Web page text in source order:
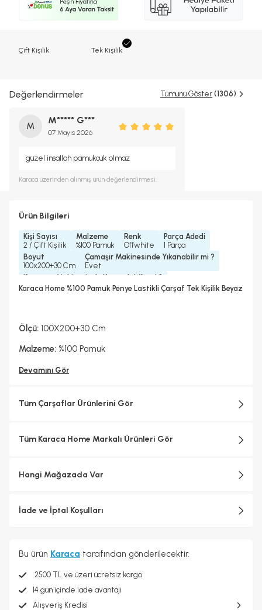
Çift Kişilik Tek Kişilik
Değerlendirmeler Tümünü Göster (1306)
M
M***** G***
07 Mayıs 2026
güzel insallah pamukcuk olmaz
Karaca üzerinden alınmış ürün değerlendirmesi.
Ürün Bilgileri
Kişi Sayısı
2 / Çift Kişilik
Malzeme
%100 Pamuk
Renk
Offwhite
Parça Adedi
1 Parça
Boyut
100x200+30 Cm
Çamaşır Makinesinde Yıkanabilir mi ?
Evet
Kurutma Makinesinde Kurutulabilir mi ?
Hayır
Karaca Home %100 Pamuk Penye Lastikli Çarşaf Tek Kişilik Beyaz
Ölçü: 100X200+30 Cm
Malzeme: %100 Pamuk
Devamını Gör
Tüm Çarşaflar Ürünlerini Gör
Tüm Karaca Home Markalı Ürünleri Gör
Hangi Mağazada Var
İade ve İptal Koşulları
Bu ürün Karaca tarafından gönderilecektir.
2500 TL ve üzeri ücretsiz kargo
14 gün içinde iade avantajı
Alışveriş Kredisi